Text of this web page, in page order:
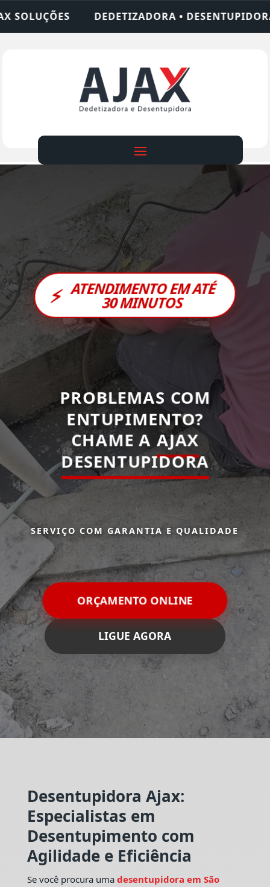
• DESENTUPIDORA • LIMPEZA DE FOSSA
⚡ ATENDIMENTO EM ATÉ
30 MINUTOS
PROBLEMAS COM
ENTUPIMENTO?
CHAME A AJAX
DESENTUPIDORA
SERVIÇO COM GARANTIA E QUALIDADE
ORÇAMENTO ONLINE
LIGUE AGORA
Desentupidora Ajax:
Especialistas em
Desentupimento com
Agilidade e Eficiência
Se você procura uma desentupidora em São